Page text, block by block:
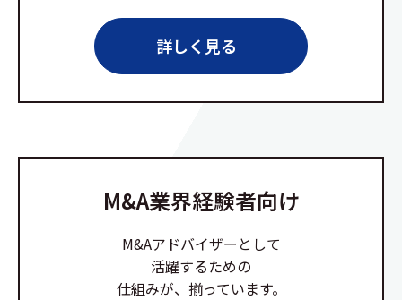
詳しく見る
M&A業界経験者向け
M&Aアドバイザーとして
活躍するための
仕組みが、揃っています。